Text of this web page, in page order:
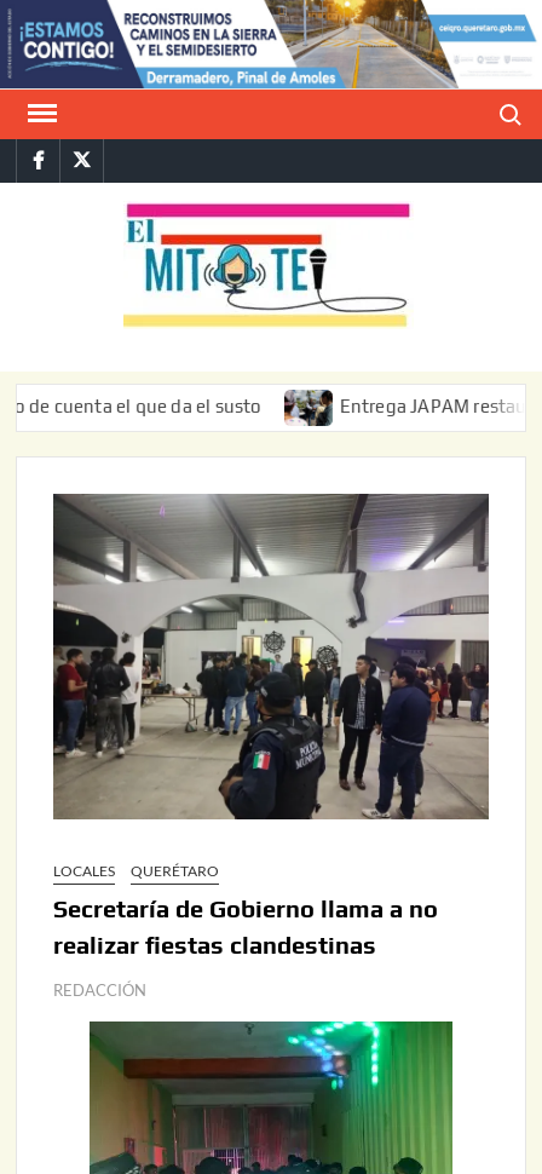
Saltar
al
contenido
FacebookTwitter
el que da el susto Entrega JAPAM restauración
LOCALES QUERÉTARO
Secretaría de Gobierno llama a no
realizar fiestas clandestinas
REDACCIÓN